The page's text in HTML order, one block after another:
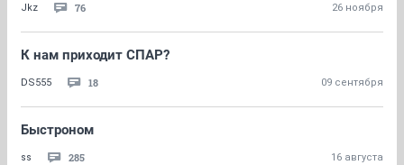
Jkz 76 26 ноября
К нам приходит СПАР?
DS555 18 09 сентября
Быстроном
ss 285 16 августа